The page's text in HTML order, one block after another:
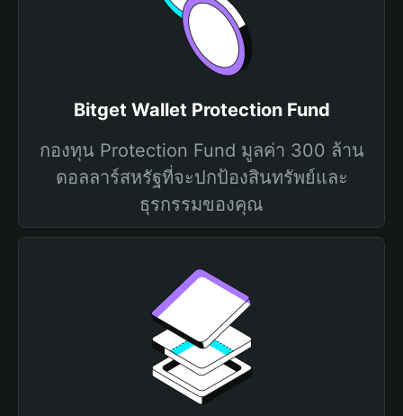
Bitget Wallet Protection Fund
กองทุน Protection Fund มูลค่า 300 ล้าน
ดอลลาร์สหรัฐที่จะปกป้องสินทรัพย์และ
ธุรกรรมของคุณ